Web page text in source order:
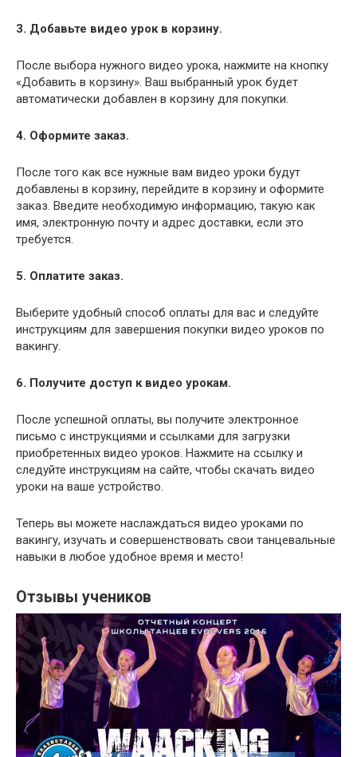
3. Добавьте видео урок в корзину.
После выбора нужного видео урока, нажмите на кнопку
«Добавить в корзину». Ваш выбранный урок будет
автоматически добавлен в корзину для покупки.
4. Оформите заказ.
После того как все нужные вам видео уроки будут
добавлены в корзину, перейдите в корзину и оформите
заказ. Введите необходимую информацию, такую как
имя, электронную почту и адрес доставки, если это
требуется.
5. Оплатите заказ.
Выберите удобный способ оплаты для вас и следуйте
инструкциям для завершения покупки видео уроков по
вакингу.
6. Получите доступ к видео урокам.
После успешной оплаты, вы получите электронное
письмо с инструкциями и ссылками для загрузки
приобретенных видео уроков. Нажмите на ссылку и
следуйте инструкциям на сайте, чтобы скачать видео
уроки на ваше устройство.
Теперь вы можете наслаждаться видео уроками по
вакингу, изучать и совершенствовать свои танцевальные
навыки в любое удобное время и место!
Отзывы учеников